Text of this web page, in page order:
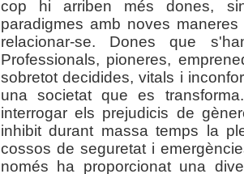
cop hi arriben més dones,
paradigmes amb noves
relacionar-se. Dones que
Professionals, pioneres,
sobretot decidides, vitals i
una societat que es
interrogar els prejudicis de
inhibit durant massa temps la
cossos de seguretat i
només ha proporcionat una